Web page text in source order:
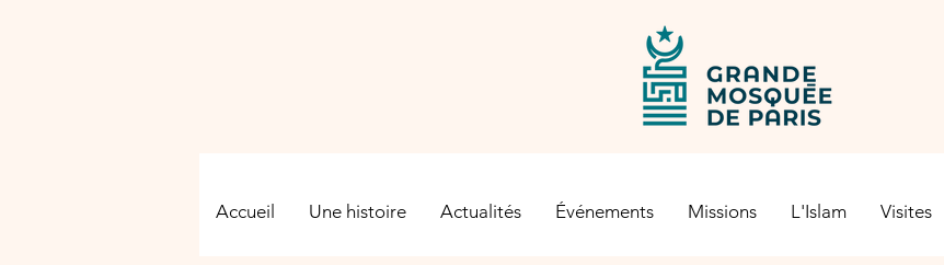
Accueil Une histoire Actualités Événements Missions L'Islam Visites